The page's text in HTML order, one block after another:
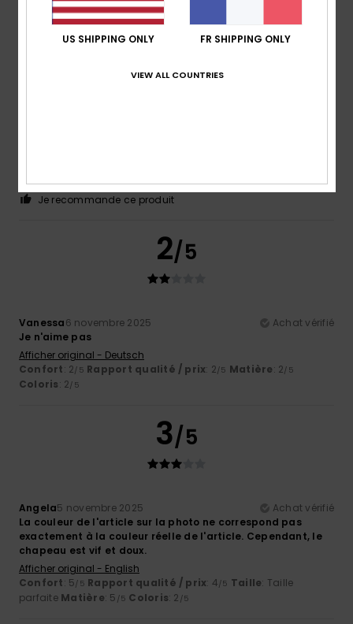
5
Matière: 5/5 Coloris: 5/5
Je recommande ce produit
2/5
Vanessa6 novembre 2025
Achat vérifié
Je n'aime pas
Afficher original - Deutsch
Confort: 2/5 Rapport qualité / prix: 2/5 Matière: 2/5
Coloris: 2/5
3/5
Angela5 novembre 2025
Achat vérifié
La couleur de l'article sur la photo ne correspond pas
exactement à la couleur réelle de l'article. Cependant, le
chapeau est vif et doux.
Afficher original - English
Confort: 5/5 Rapport qualité / prix: 4/5 Taille: Taille
parfaite Matière: 5 /5 Coloris: 2 /5
US SHIPPING ONLY FR SHIPPING ONLY
VIEW ALL COUNTRIES